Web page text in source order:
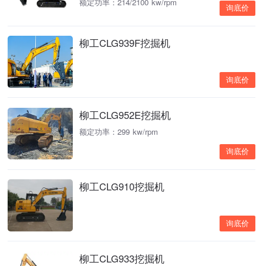
询底价
柳工CLG939F挖掘机
询底价
柳工CLG952E挖掘机
额定功率：299 kw/rpm
询底价
柳工CLG910挖掘机
询底价
柳工CLG933挖掘机